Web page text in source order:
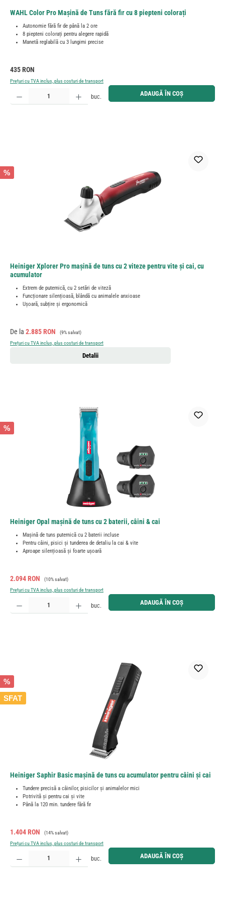
WAHL Color Pro Mașină de Tuns fără fir cu 8 piepteni colorați
Autonomie fără fir de până la 2 ore
8 piepteni colorați pentru alegere rapidă
Manetă reglabilă cu 3 lungimi precise
Preț obișnuit:
435 RON
Prețuri cu TVA inclus, plus costuri de transport
Cantitate produs: Introduceți cantitatea dorită sau utilizați butoanele pentru a mări sau micșora
buc. ADAUGĂ ÎN COȘ
%
Heiniger Xplorer Pro mașină de tuns cu 2 viteze pentru vite și cai, cu
acumulator
Extrem de puternică, cu 2 setări de viteză
Funcționare silențioasă, blândă cu animalele anxioase
Ușoară, subțire și ergonomică
Preț de vânzare:
De la 2.885 RON Preț obișnuit:
(9% salvat)
Prețuri cu TVA inclus, plus costuri de transport
Detalii
%
Heiniger Opal mașină de tuns cu 2 baterii, câini & cai
Mașină de tuns puternică cu 2 baterii incluse
Pentru câini, pisici și tunderea de detaliu la cai & vite
Aproape silențioasă și foarte ușoară
Preț de vânzare:
2.094 RON Preț obișnuit:
(10% salvat)
Prețuri cu TVA inclus, plus costuri de transport
Cantitate produs: Introduceți cantitatea dorită sau utilizați butoanele pentru a mări sau micșora
buc. ADAUGĂ ÎN COȘ
%
SFAT
Heiniger Saphir Basic mașină de tuns cu acumulator pentru câini și cai
Tundere precisă a câinilor, pisicilor și animalelor mici
Potrivită și pentru cai și vite
Până la 120 min. tundere fără fir
Preț de vânzare:
1.404 RON Preț obișnuit:
(14% salvat)
Prețuri cu TVA inclus, plus costuri de transport
Cantitate produs: Introduceți cantitatea dorită sau utilizați butoanele pentru a mări sau micșora
buc. ADAUGĂ ÎN COȘ